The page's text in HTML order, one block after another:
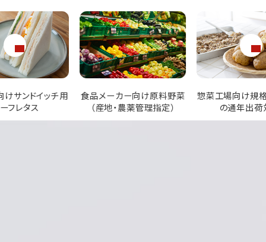
ー向け原料野菜
薬管理指定）
惣菜工場向け規格指定野菜
の通年出荷対応
業務用青果の納期
単位調整